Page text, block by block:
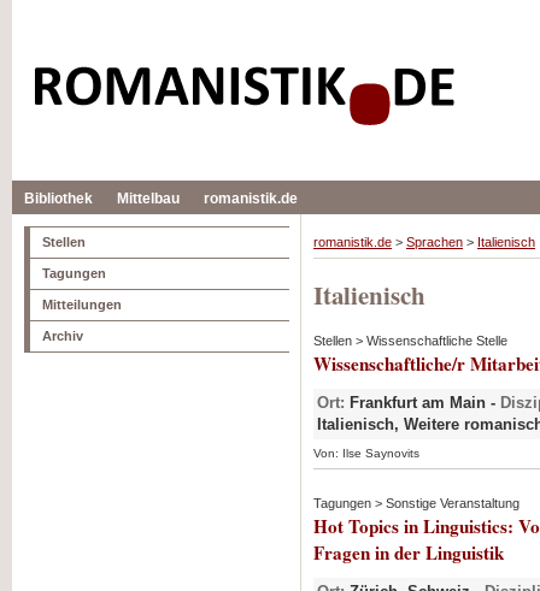
Bibliothek Mittelbau romanistik.de
Stellen
Tagungen
Mitteilungen
Archiv
romanistik.de > Sprachen > Italienisch
Italienisch
Stellen > Wissenschaftliche Stelle
Wissenschaftliche/r
Ort: Frankfurt am Main -
Italienisch, Weitere
Von: Ilse Saynovits
Tagungen > Sonstige Veranstaltung
Hot Topics in Linguistics:
Fragen in der Linguistik